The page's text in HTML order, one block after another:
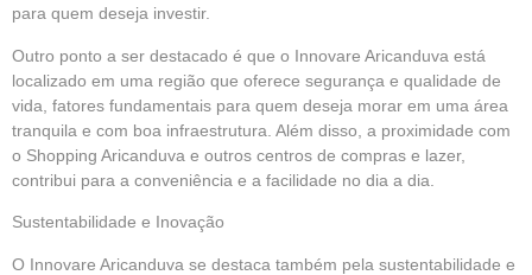
para quem deseja investir.
Outro ponto a ser destacado é que o Innovare Aricanduva está
localizado em uma região que oferece segurança e qualidade de
vida, fatores fundamentais para quem deseja morar em uma área
tranquila e com boa infraestrutura. Além disso, a proximidade com
o Shopping Aricanduva e outros centros de compras e lazer,
contribui para a conveniência e a facilidade no dia a dia.
Sustentabilidade e Inovação
O Innovare Aricanduva se destaca também pela sustentabilidade e